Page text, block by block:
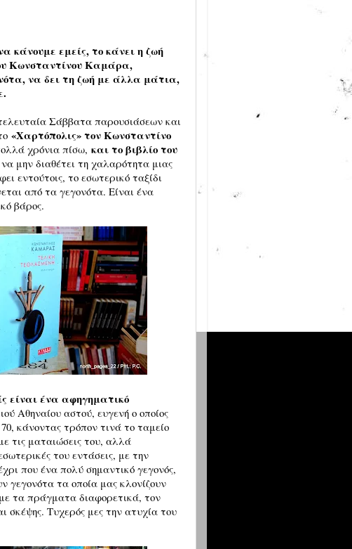
κάνουμε εμείς, το κάνει η ζωή
Κωνσταντίνου Καμάρα,
να δει τη ζωή με άλλα μάτια,
Σάββατα παρουσιάσεων και
«Χαρτόπολις» τον Κωνσταντίνο
χρόνια πίσω, και το βιβλίο του
μην διαθέτει τη χαλαρότητα μιας
εντούτοις, το εσωτερικό ταξίδι
από τα γεγονότα. Είναι ένα
βάρος.
είναι ένα αφηγηματικό
Αθηναίου αστού, ευγενή ο οποίος
κάνοντας τρόπον τινά το ταμείο
τις ματαιώσεις του, αλλά
του εντάσεις, με την
που ένα πολύ σημαντικό γεγονός,
γεγονότα τα οποία μας κλονίζουν
τα πράγματα διαφορετικά, τον
σκέψης. Τυχερός μες την ατυχία του